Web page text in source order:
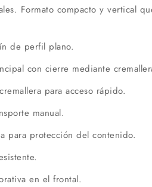
Formato compacto y vertical
de perfil plano.
con cierre mediante
para acceso rápido.
manual.
para protección del contenido.
en el frontal.